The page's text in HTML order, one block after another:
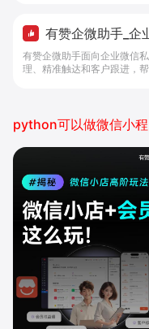
有赞企微助手_企
工具 - 做生意, 找
有赞企微助手面向企业微信
理、精准触达和客户跟进，